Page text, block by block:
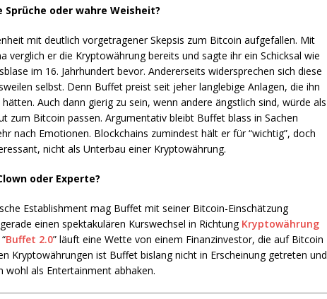
oder wahre Weisheit?
mit deutlich vorgetragener Skepsis zum Bitcoin aufgefallen. Mit
verglich er die Kryptowährung bereits und sagte ihr ein Schicksal wie
im 16. Jahrhundert bevor. Andererseits widersprechen sich diese
selbst. Denn Buffet preist seit jeher langlebige Anlagen, die ihn
Auch dann gierig zu sein, wenn andere ängstlich sind, würde als
zum Bitcoin passen. Argumentativ bleibt Buffet blass in Sachen
nach Emotionen. Blockchains zumindest hält er für “wichtig”, doch
nicht als Unterbau einer Kryptowährung.
oder Experte?
Establishment mag Buffet mit seiner Bitcoin-Einschätzung
einen spektakulären Kurswechsel in Richtung Kryptowährung
Buffet 2.0” läuft eine Wette von einem Finanzinvestor, die auf Bitcoin
Kryptowährungen ist Buffet bislang nicht in Erscheinung getreten und
wohl als Entertainment abhaken.